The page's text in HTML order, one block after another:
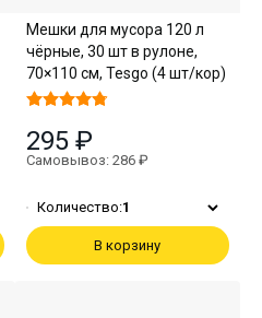
Мешки для мусора 120 л
чёрные, 30 шт в рулоне,
70×110 см, Tesgo (4 шт/кор)
295 ₽
Самовывоз: 286 ₽
Количество:1
В корзину